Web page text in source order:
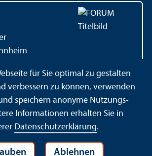
Datenschutz
Barrierefreiheit
Leichte Sprache
Sitemap
Sicherheit und Notfälle
für Sie optimal zu gestalten
verbessern zu können, verwenden
speichern anonyme Nutzungs­
Informationen erhalten Sie in
Datenschutz­erklärung.
Ablehnen